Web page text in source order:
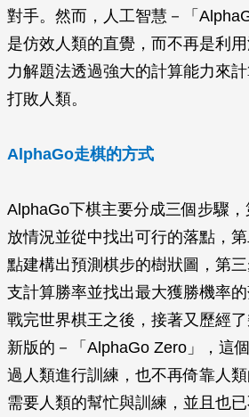
對手。然而，人工智慧－「
是仿效人類的直覺，而不再是利
力解題法透過強大的計算能力來
打敗人類。
AlphaGo走棋的方式
AlphaGo下棋主要分成三個步驟
放情況並從中找出可行的落點，
點建構出預測棋步的樹狀圖，第
支計算勝率並找出最大獲勝機率
戰完世界棋王之後，接著又歷經
新版的－「AlphaGo Zero」，這
過人類進行訓練，也不再倚靠人
需要人類的幫忙與訓練，並且也